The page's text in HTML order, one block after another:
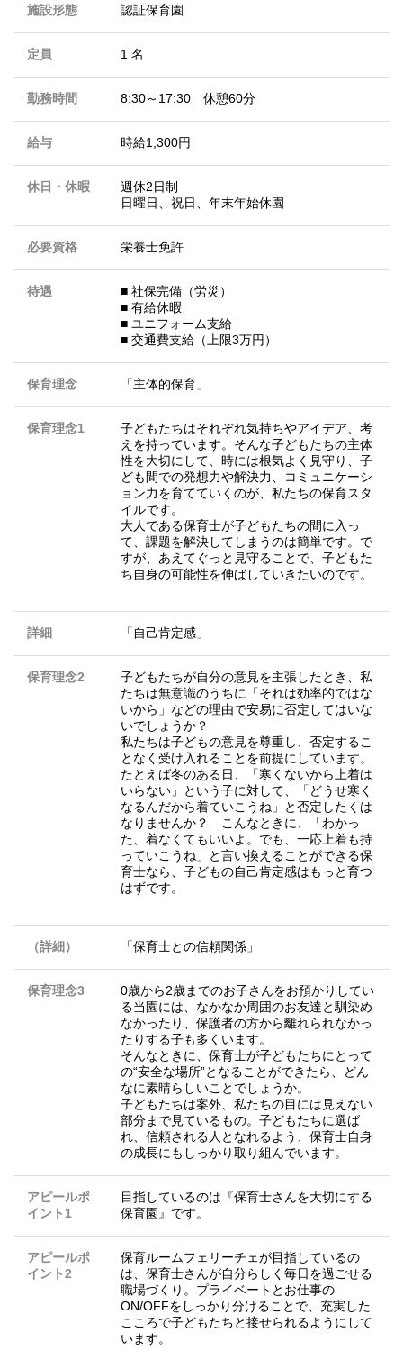
施設形態 認証保育園
定員 1 名
勤務時間 8:30～17:30 休憩60分
給与 時給1,300円
休日・休暇
週休2日制
日曜日、祝日、年末年始休園
必要資格 栄養士免許
待遇
■ 社保完備（労災）
■ 有給休暇
■ ユニフォーム支給
■ 交通費支給（上限3万円）
保育理念 「主体的保育」
保育理念1
子どもたちはそれぞれ気持ちやアイデア、考
えを持っています。そんな子どもたちの主体
性を大切にして、時には根気よく見守り、子
ども間での発想力や解決力、コミュニケーシ
ョン力を育てていくのが、私たちの保育スタ
イルです。
大人である保育士が子どもたちの間に入っ
て、課題を解決してしまうのは簡単です。で
すが、あえてぐっと見守ることで、子どもた
ち自身の可能性を伸ばしていきたいのです。
詳細 「自己肯定感」
保育理念2
子どもたちが自分の意見を主張したとき、私
たちは無意識のうちに「それは効率的ではな
いから」などの理由で安易に否定してはいな
いでしょうか？
私たちは子どもの意見を尊重し、否定するこ
となく受け入れることを前提にしています。
たとえば冬のある日、「寒くないから上着は
いらない」という子に対して、「どうせ寒く
なるんだから着ていこうね」と否定したくは
なりませんか？ こんなときに、「わかっ
た、着なくてもいいよ。でも、一応上着も持
っていこうね」と言い換えることができる保
育士なら、子どもの自己肯定感はもっと育つ
はずです。
（詳細） 「保育士との信頼関係」
保育理念3
0歳から2歳までのお子さんをお預かりしてい
る当園には、なかなか周囲のお友達と馴染め
なかったり、保護者の方から離れられなかっ
たりする子も多くいます。
そんなときに、保育士が子どもたちにとって
の“安全な場所”となることができたら、どん
なに素晴らしいことでしょうか。
子どもたちは案外、私たちの目には見えない
部分まで見ているもの。子どもたちに選ば
れ、信頼される人となれるよう、保育士自身
の成長にもしっかり取り組んでいます。
アピールポ
イント1
目指しているのは『保育士さんを大切にする
保育園』です。
アピールポ
イント2
保育ルームフェリーチェが目指しているの
は、保育士さんが自分らしく毎日を過ごせる
職場づくり。プライベートとお仕事の
ON/OFFをしっかり分けることで、充実した
こころで子どもたちと接せられるようにして
います。